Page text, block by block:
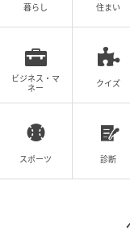
さらに、毎回ほ
止やカロリーコン
ンなどを作る時
くなりますよ。
介しました。
暮らし 住まい
ビジネス・マ
ネー
クイズ
スポーツ 診断